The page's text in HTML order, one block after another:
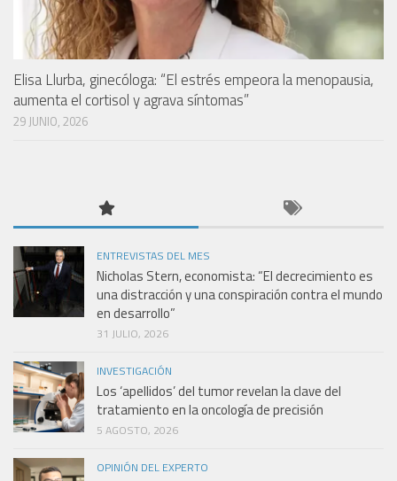
Elisa Llurba, ginecóloga: “El estrés empeora la menopausia,
aumenta el cortisol y agrava síntomas”
29 JUNIO, 2026
ENTREVISTAS DEL MES
Nicholas Stern, economista: “El decrecimiento es
una distracción y una conspiración contra el mundo
en desarrollo”
31 JULIO, 2026
INVESTIGACIÓN
Los ‘apellidos’ del tumor revelan la clave del
tratamiento en la oncología de precisión
5 AGOSTO, 2026
OPINIÓN DEL EXPERTO